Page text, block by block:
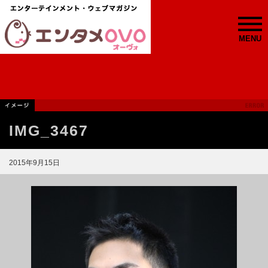
MENU
IMG_3467
2015年9月15日